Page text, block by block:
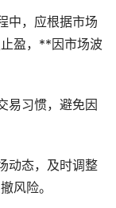
中，应根据市场
盈，**因市场波
易习惯，避免因
动态，及时调整
风险。